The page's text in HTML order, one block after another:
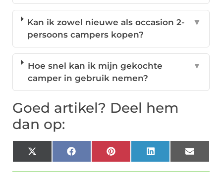
Kan ik zowel nieuwe als occasion 2-
persoons campers kopen?
▼
Hoe snel kan ik mijn gekochte
camper in gebruik nemen?
▼
Goed artikel? Deel hem
dan op:
X
(Twitter)
FacebookPinterestLinkedInEmail